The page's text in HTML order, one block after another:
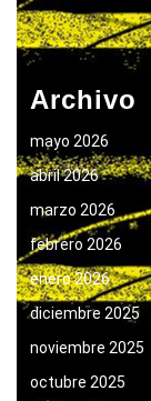
Archivo
mayo 2026
abril 2026
marzo 2026
febrero 2026
enero 2026
diciembre 2025
noviembre 2025
octubre 2025